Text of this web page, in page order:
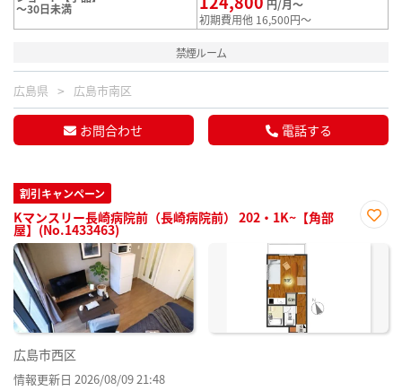
～30日未満
円/月～
初期費用他 16,500円～
禁煙ルーム
広島県 広島市南区
お問合わせ 電話する
割引キャンペーン
Kマンスリー長崎病院前（長崎病院前） 202・1K~【角部
屋】(No.1433463)
に入
広島市西区
情報更新日 2026/08/09 21:48